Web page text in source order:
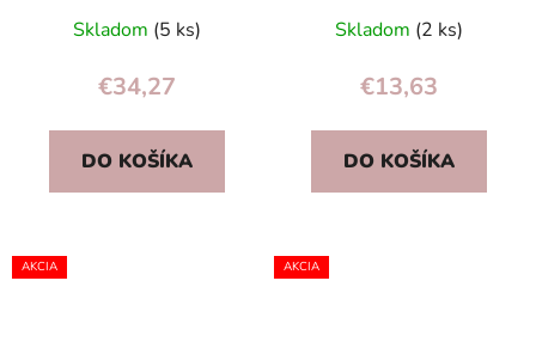
Skladom (5 ks)
€34,27
DO KOŠÍKA
melódií, 2x AAA
Skladom (2 ks)
€13,63
DO KOŠÍKA
AKCIA AKCIA